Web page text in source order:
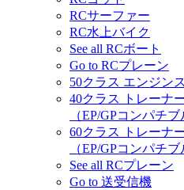
RCサーファー
RC水上バイク
See all RCボート
Go to RCプレーン
50クラス エンジン
40クラス トレーナ
（EP/GPコンパチブ
60クラス トレーナ
（EP/GPコンパチブ
See all RCプレーン
Go to 送受信機